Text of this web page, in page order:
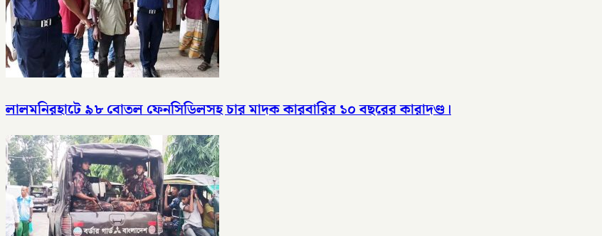
লালমনিরহাটে ৯৮ বোতল ফেনসিডিলসহ চার মাদক কারবারির ১০ বছরের কারাদণ্ড।